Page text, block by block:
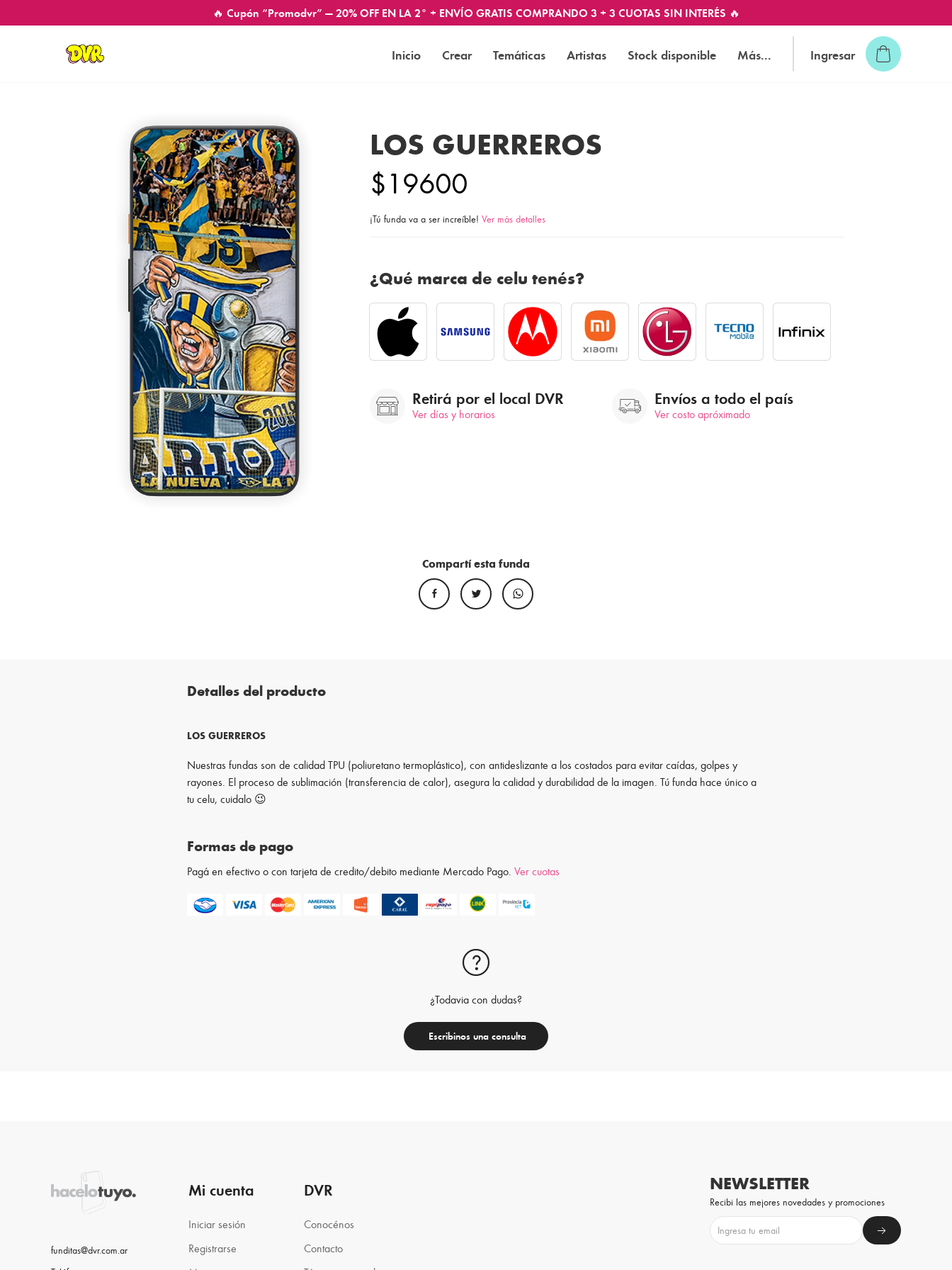
🔥 Cupón “Promodvr” — 20% OFF EN LA 2° + ENVÍO GRATIS COMPRANDO 3 + 3 CUOTAS SIN INTERÉS 🔥
Inicio Crear Temáticas Artistas Stock disponible Más... Ingresar
LOS GUERREROS
$19600
¡Tú funda va a ser increíble! Ver más detalles
¿Qué marca de celu tenés?
Retirá por el local DVR
Ver días y horarios
Envíos a todo el país
Ver costo apróximado
Compartí esta funda
Detalles del producto
LOS GUERREROS
Nuestras fundas son de calidad TPU (poliuretano termoplástico), con antideslizante a los costados para evitar caídas, golpes y
rayones. El proceso de sublimación (transferencia de calor), asegura la calidad y durabilidad de la imagen. Tú funda hace único a
tu celu, cuidalo 😉
Formas de pago
Pagá en efectivo o con tarjeta de credito/debito mediante Mercado Pago.Ver cuotas
¿Todavia con dudas?
Escribinos una consulta
funditas@dvr.com.ar
Mi cuenta
Iniciar sesión
Registrarse
DVR
Conocénos
Contacto
NEWSLETTER
Recibi las mejores novedades y promociones